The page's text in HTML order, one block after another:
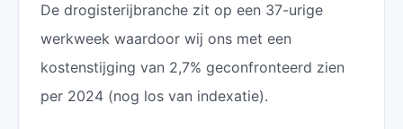
De drogisterijbranche zit op een 37-urige
werkweek waardoor wij ons met een
kostenstijging van 2,7% geconfronteerd zien
per 2024 (nog los van indexatie).